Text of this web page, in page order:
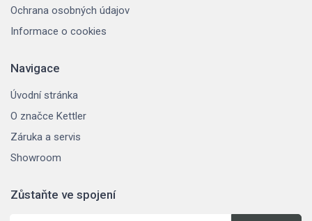
Ochrana osobných údajov
Informace o cookies
Navigace
Úvodní stránka
O značce Kettler
Záruka a servis
Showroom
Zůstaňte ve spojení